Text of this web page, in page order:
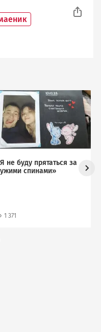
не буду прятаться за
спинами»
1 371